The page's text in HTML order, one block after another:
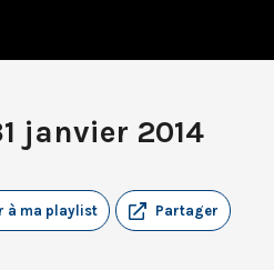
janvier 2014
Partager
à ma playlist